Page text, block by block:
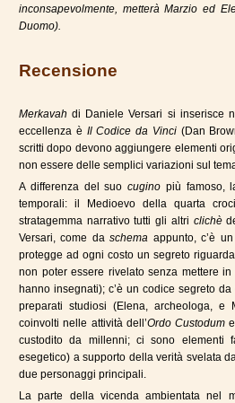
inconsapevolmente, metterà Marzio ed
Duomo).
Recensione
Merkavah di Daniele Versari si inserisce
eccellenza è Il Codice da Vinci(Dan
scritti dopo devono aggiungere elementi
non essere delle semplici variazioni sul
A differenza del suo cugino più famoso,
temporali: il Medioevo della quarta
stratagemma narrativo tutti gli altri clichè
Versari, come daschema appunto, c’è
protegge ad ogni costo un segreto
non poter essere rivelato senza mettere
hanno insegnati); c’è un codice segreto
preparati studiosi (Elena, archeologa, e
coinvolti nelle attività dell’Ordo Custodum
custodito da millenni; ci sono elementi
esegetico) a supporto della verità svelata
due personaggi principali.
La parte della vicenda ambientata nel